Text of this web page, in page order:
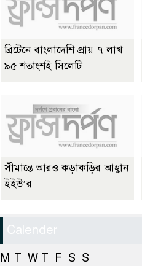
ব্রিটেনে বাংলাদেশি প্রায় ৭ লাখ
৯৫ শতাংশই সিলেটি
সীমান্তে আরও কড়াকড়ির আহ্বান
ইইউ’র
Calender
M T W T F S S